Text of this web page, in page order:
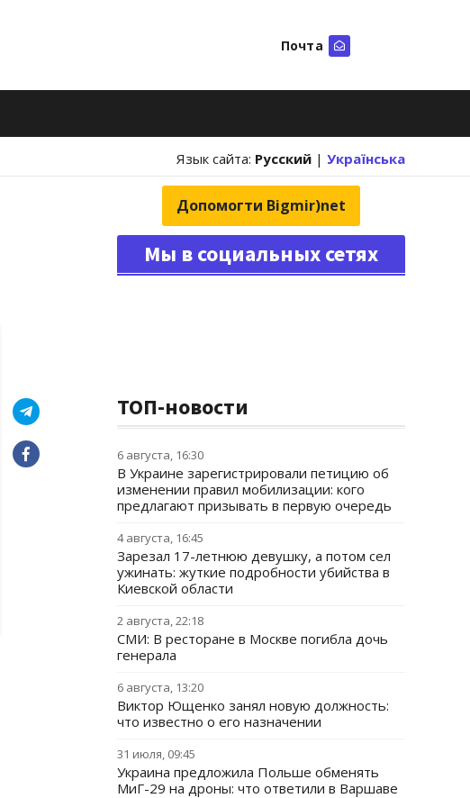
Почта
Язык сайта: Русский | Українська
Допомогти Bigmir)net
Мы в социальных сетях
ТОП-новости
6 августа, 16:30
В Украине зарегистрировали петицию об
изменении правил мобилизации: кого
предлагают призывать в первую очередь
4 августа, 16:45
Зарезал 17-летнюю девушку, а потом сел
ужинать: жуткие подробности убийства в
Киевской области
2 августа, 22:18
СМИ: В ресторане в Москве погибла дочь
генерала
6 августа, 13:20
Виктор Ющенко занял новую должность:
что известно о его назначении
31 июля, 09:45
Украина предложила Польше обменять
МиГ-29 на дроны: что ответили в Варшаве